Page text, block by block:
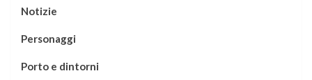
Notizie
Personaggi
Porto e dintorni